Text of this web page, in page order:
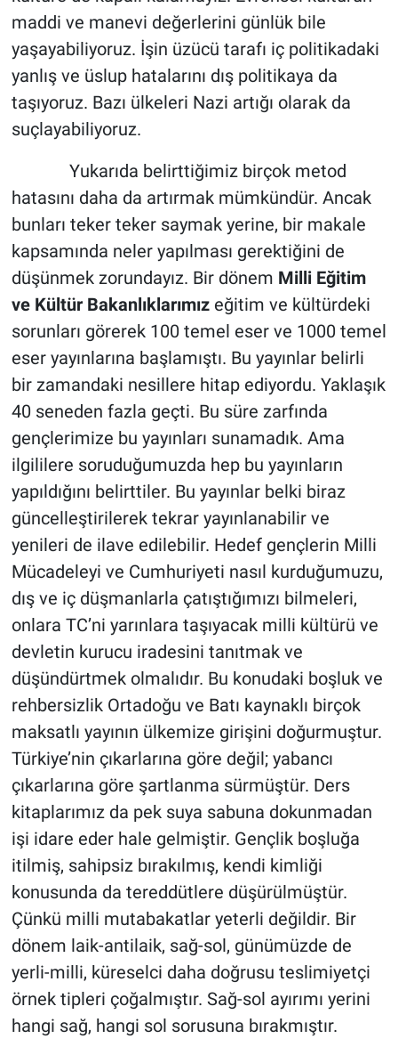
maddi ve manevi değerlerini günlük bile
yaşayabiliyoruz. İşin üzücü tarafı iç politikadaki
yanlış ve üslup hatalarını dış politikaya da
taşıyoruz. Bazı ülkeleri Nazi artığı olarak da
suçlayabiliyoruz.
Yukarıda belirttiğimiz birçok metod
hatasını daha da artırmak mümkündür. Ancak
bunları teker teker saymak yerine, bir makale
kapsamında neler yapılması gerektiğini de
düşünmek zorundayız. Bir dönem Milli Eğitim
ve Kültür Bakanlıklarımızeğitim ve kültürdeki
sorunları görerek 100 temel eser ve 1000 temel
eser yayınlarına başlamıştı. Bu yayınlar belirli
bir zamandaki nesillere hitap ediyordu. Yaklaşık
40 seneden fazla geçti. Bu süre zarfında
gençlerimize bu yayınları sunamadık. Ama
ilgililere soruduğumuzda hep bu yayınların
yapıldığını belirttiler. Bu yayınlar belki biraz
güncelleştirilerek tekrar yayınlanabilir ve
yenileri de ilave edilebilir. Hedef gençlerin Milli
Mücadeleyi ve Cumhuriyeti nasıl kurduğumuzu,
dış ve iç düşmanlarla çatıştığımızı bilmeleri,
onlara TC’ni yarınlara taşıyacak milli kültürü ve
devletin kurucu iradesini tanıtmak ve
düşündürtmek olmalıdır. Bu konudaki boşluk ve
rehbersizlik Ortadoğu ve Batı kaynaklı birçok
maksatlı yayının ülkemize girişini doğurmuştur.
Türkiye’nin çıkarlarına göre değil; yabancı
çıkarlarına göre şartlanma sürmüştür. Ders
kitaplarımız da pek suya sabuna dokunmadan
işi idare eder hale gelmiştir. Gençlik boşluğa
itilmiş, sahipsiz bırakılmış, kendi kimliği
konusunda da tereddütlere düşürülmüştür.
Çünkü milli mutabakatlar yeterli değildir. Bir
dönem laik-antilaik, sağ-sol, günümüzde de
yerli-milli, küreselci daha doğrusu teslimiyetçi
örnek tipleri çoğalmıştır. Sağ-sol ayırımı yerini
hangi sağ, hangi sol sorusuna bırakmıştır.